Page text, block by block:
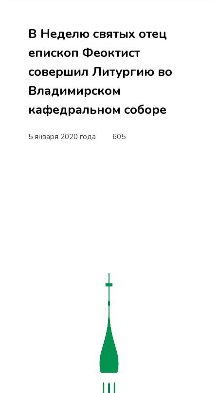
В Неделю святых отец
епископ Феоктист
совершил Литургию во
Владимирском
кафедральном соборе
5 января 2020 года 605